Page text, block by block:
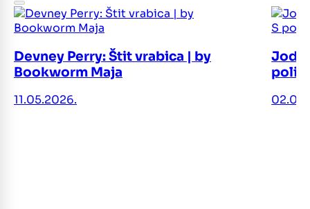
Devney Perry: Štit vrabica | by
Bookworm Maja
11.05.2026.
Jodi